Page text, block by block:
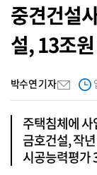
중견건설
설, 13조
박수연 기자
주택침체에
금호건설, 작
시공능력평가